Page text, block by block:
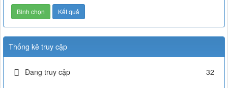
Thống kê truy cập
Đang truy cập
32